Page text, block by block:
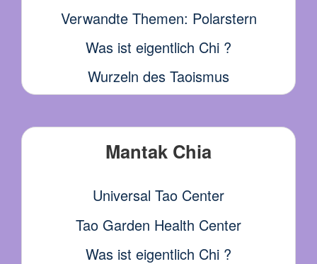
Verwandte Themen: Polarstern
Was ist eigentlich Chi ?
Wurzeln des Taoismus
Mantak Chia
Universal Tao Center
Tao Garden Health Center
Was ist eigentlich Chi ?